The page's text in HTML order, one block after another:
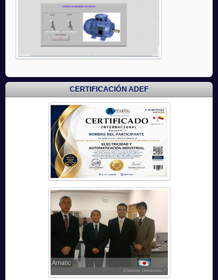
CERTIFICACIÓN ADEF